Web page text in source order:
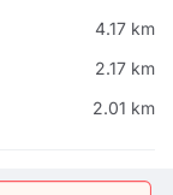
4.17 km
2.17 km
2.01 km